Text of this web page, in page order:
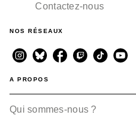
Contactez-nous
NOS RÉSEAUX
A PROPOS
Qui sommes-nous ?